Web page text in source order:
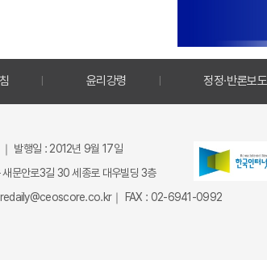
윤리강령 정정·반론보도
발행일 : 2012년 9월 17일
문안로3길 30 세종로 대우빌딩 3층
｜ FAX : 02-6941-0992